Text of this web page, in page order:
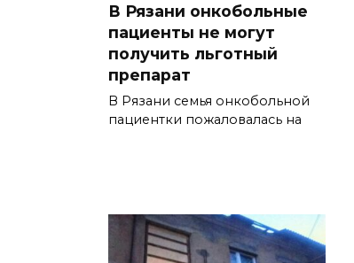
В Рязани онкобольные
пациенты не могут
получить льготный
препарат
В Рязани семья онкобольной
пациентки пожаловалась на